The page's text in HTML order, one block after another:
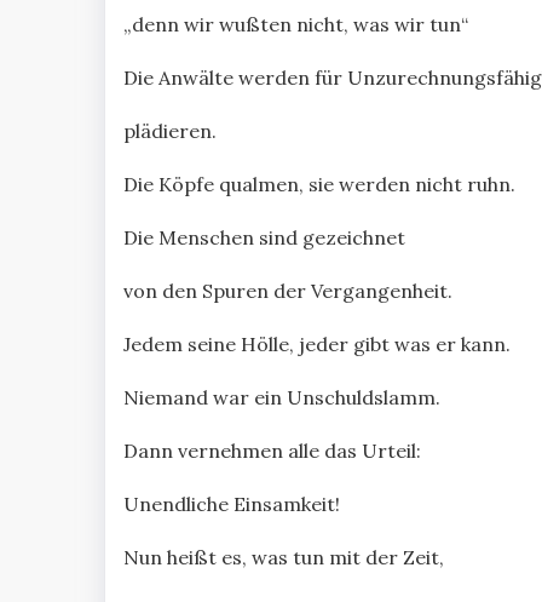
„denn wir wußten nicht, was wir tun“
Die Anwälte werden für
plädieren.
Die Köpfe qualmen, sie werden nicht ruhn.
Die Menschen sind gezeichnet
von den Spuren der Vergangenheit.
Jedem seine Hölle, jeder gibt was er kann.
Niemand war ein Unschuldslamm.
Dann vernehmen alle das Urteil:
Unendliche Einsamkeit!
Nun heißt es, was tun mit der Zeit,